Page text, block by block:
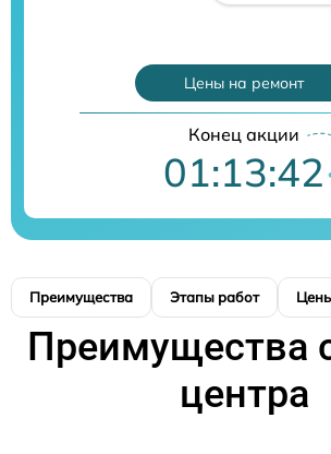
Цены на ремонт
Конец акции
01:13:41
Преимущества Этапы работ
Преимущества
центра